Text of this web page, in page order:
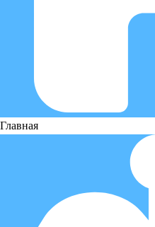
Главная